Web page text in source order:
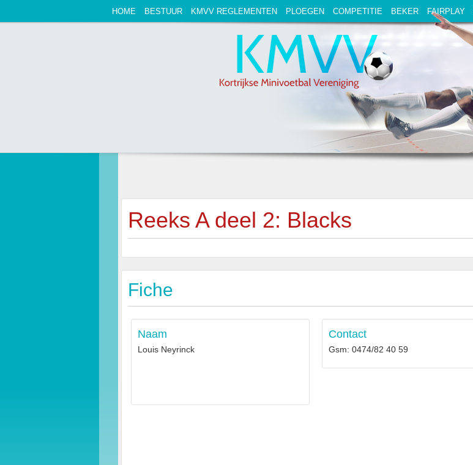
HOME BESTUUR KMVV REGLEMENTEN PLOEGEN COMPETITIE BEKER FAIRPLAY
Reeks A deel 2: Blacks
Fiche
Naam
Louis Neyrinck
Contact
Gsm: 0474/82 40 59